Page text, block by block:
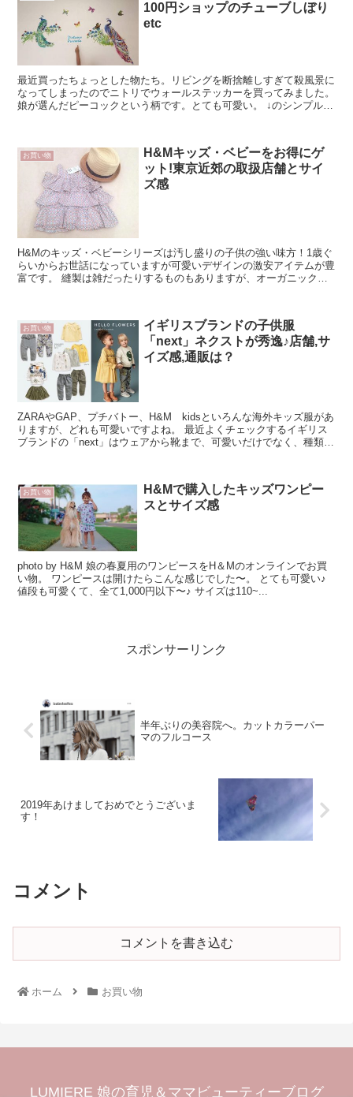
100円ショップのチューブしぼり
etc
最近買ったちょっとした物たち。リビングを断捨離しすぎて殺風景に
なってしまったのでニトリでウォールステッカーを買ってみました。
娘が選んだピーコックという柄です。とても可愛い。 ↓のシンプルな
お買い物
H&Mキッズ・ベビーをお得にゲ
ット!東京近郊の取扱店舗とサイ
ズ感
H&Mのキッズ・ベビーシリーズは汚し盛りの子供の強い味方！1歳ぐ
らいからお世話になっていますが可愛いデザインの激安アイテムが豊
富です。 縫製は雑だったりするものもありますが、オーガニックコ
お買い物
イギリスブランドの子供服
「next」ネクストが秀逸♪店舗,サ
イズ感,通販は？
ZARAやGAP、プチバトー、H&M kidsといろんな海外キッズ服があ
りますが、どれも可愛いですよね。 最近よくチェックするイギリス
ブランドの「next」はウェアから靴まで、可愛いだけでなく、種類が
お買い物
H&Mで購入したキッズワンピー
スとサイズ感
photo by H&M 娘の春夏用のワンピースをH＆Mのオンラインでお買
い物。 ワンピースは開けたらこんな感じでした〜。 とても可愛い♪
値段も可愛くて、全て1,000円以下〜♪ サイズは110~...
スポンサーリンク
半年ぶりの美容院へ。カットカラーパー
マのフルコース
2019年あけましておめでとうございま
す！
コメント
コメントを書き込む
ホーム お買い物
LUMIERE 娘の育児＆ママビューティーブログ